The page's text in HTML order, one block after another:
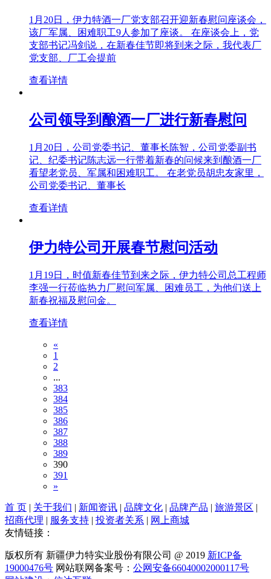
1月20日，伊力特酒一厂党支部召开迎新春慰问座谈会，
该厂军属、困难职工9人参加了座谈。 在座谈会上，党
支部书记冯剑说，在新春佳节即将到来之际，我代表厂
党支部、厂工会提前
查看详情
公司领导到酿酒一厂进行新春慰问
1月20日，公司党委书记、董事长陈智，公司党委副书
记、纪委书记陈志远一行带着新春的问候来到酿酒一厂
看望老党员、军属和困难职工。 在老党员胡忠友家里，
公司党委书记、董事长
查看详情
伊力特公司开展春节慰问活动
1月19日，时值新春佳节到来之际，伊力特公司总工程师
李强一行莅临热力厂慰问军属、困难员工，为他们送上
新春祝福及慰问金。
查看详情
«
1
2
...
383
384
385
386
387
388
389
390
391
»
首 页 | 关于我们 | 新闻资讯 | 品牌文化 | 品牌产品 | 旅游景区 |
招商代理 | 服务支持 | 投资者关系 | 网上商城
友情链接：
版权所有 新疆伊力特实业股份有限公司 @ 2019 新ICP备
19000476号 网站联网备案号： 公网安备66040002000117号